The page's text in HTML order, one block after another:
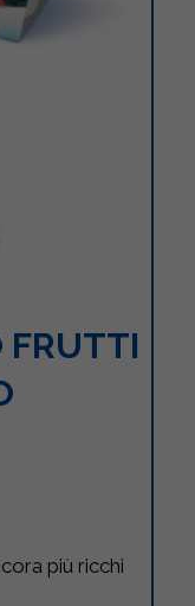
FRUTTI
più ricchi